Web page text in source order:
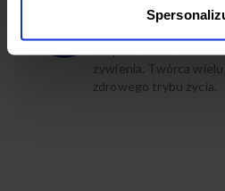
Dietetyk, ekspert
żywienia. Twórca
zdrowego trybu życia.